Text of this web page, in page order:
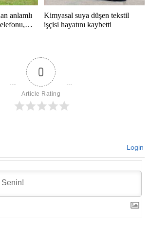
anlamlı
Kimyasal suya düşen tekstil
işçisi hayatını kaybetti
0
Article Rating
Login